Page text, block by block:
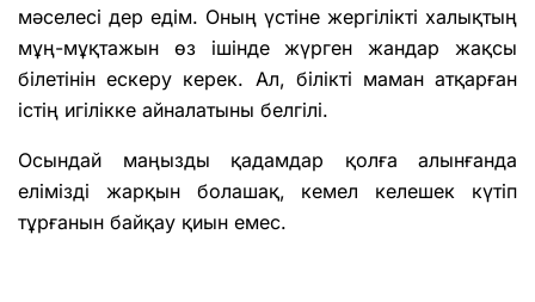
мәселесі дер едім. Оның үсті­не жергілікті халықтың
мұң-мұқтажын өз ішінде жүрген жандар жақсы
білетінін ескеру керек. Ал, білікті маман атқарған
істің игілікке айнала­тыны белгілі.
Осындай маңызды қадамдар қолға алынғанда
елімізді жарқын бола­шақ, кемел келешек күтіп
тұрғанын байқау қиын емес.